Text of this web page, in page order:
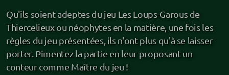
Qu'ils soient adeptes du jeu Les Loups-Garous de
Thiercelieux ou néophytes en la matière, une fois les
règles du jeu présentées, ils n'ont plus qu'à se laisser
porter. Pimentez la partie en leur proposant un
conteur comme Maître du jeu !
Règlement de contes
Loups-Garous (jeu immersif)
Gare aux Mutins (jeu immersif)